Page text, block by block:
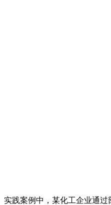
实践案例中，某化工企业通